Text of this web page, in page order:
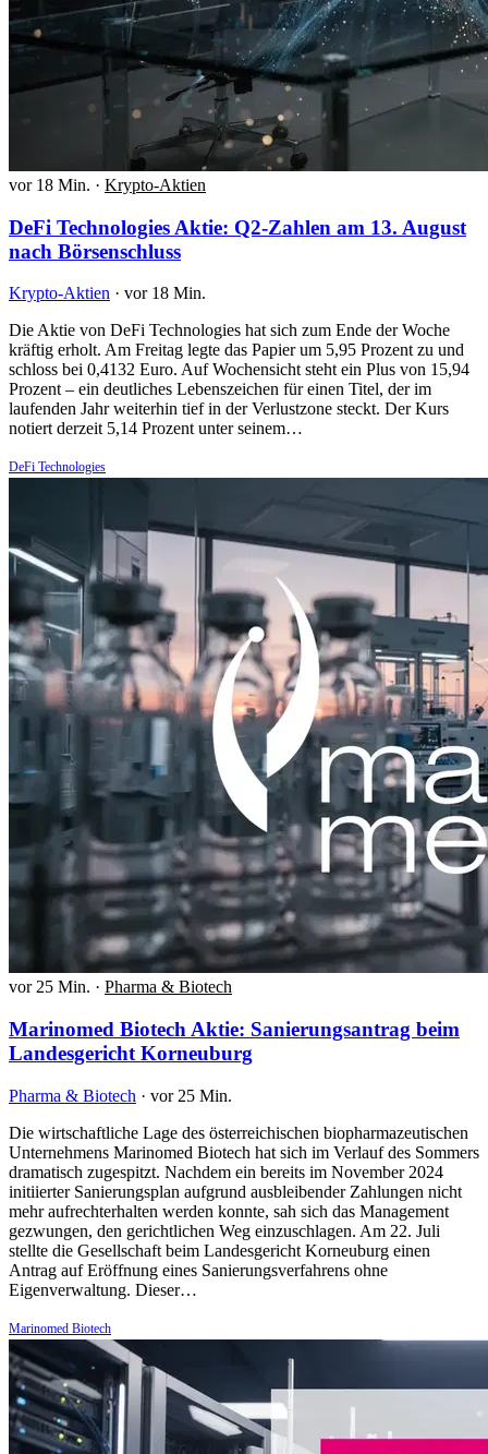
vor 18 Min. · Krypto-Aktien
DeFi Technologies Aktie: Q2-Zahlen am 13. August
nach Börsenschluss
Krypto-Aktien · vor 18 Min.
Die Aktie von DeFi Technologies hat sich zum Ende der Woche
kräftig erholt. Am Freitag legte das Papier um 5,95 Prozent zu und
schloss bei 0,4132 Euro. Auf Wochensicht steht ein Plus von 15,94
Prozent – ein deutliches Lebenszeichen für einen Titel, der im
laufenden Jahr weiterhin tief in der Verlustzone steckt. Der Kurs
notiert derzeit 5,14 Prozent unter seinem…
DeFi Technologies
vor 25 Min. · Pharma & Biotech
Marinomed Biotech Aktie: Sanierungsantrag beim
Landesgericht Korneuburg
Pharma & Biotech · vor 25 Min.
Die wirtschaftliche Lage des österreichischen biopharmazeutischen
Unternehmens Marinomed Biotech hat sich im Verlauf des Sommers
dramatisch zugespitzt. Nachdem ein bereits im November 2024
initiierter Sanierungsplan aufgrund ausbleibender Zahlungen nicht
mehr aufrechterhalten werden konnte, sah sich das Management
gezwungen, den gerichtlichen Weg einzuschlagen. Am 22. Juli
stellte die Gesellschaft beim Landesgericht Korneuburg einen
Antrag auf Eröffnung eines Sanierungsverfahrens ohne
Eigenverwaltung. Dieser…
Marinomed Biotech